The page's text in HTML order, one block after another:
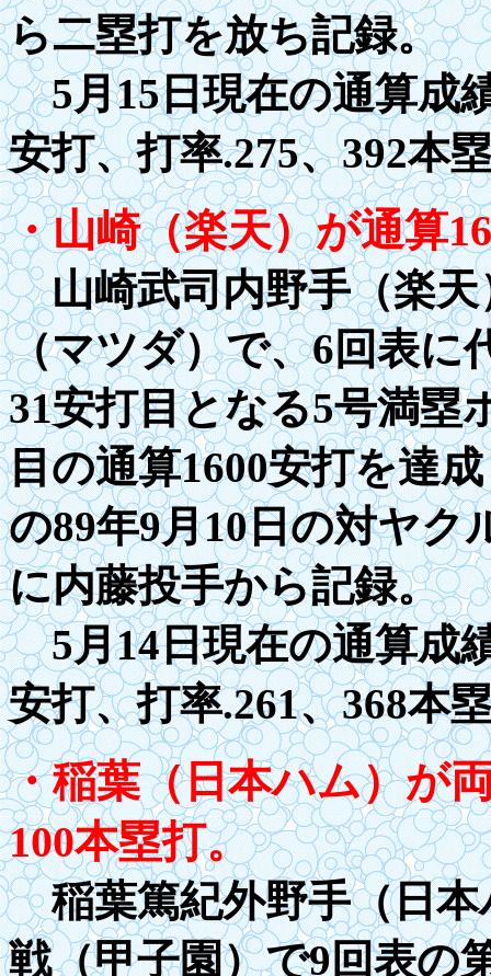
ら二塁打を放ち記録。
5月15日現在の通算成
安打、打率.275、392本
・山崎（楽天）が通算
山崎武司内野手（楽天
（マツダ）で、6回表に
31安打目となる5号満塁
目の通算1600安打を達
の89年9月10日の対ヤク
に内藤投手から記録。
5月14日現在の通算成
安打、打率.261、368本
・稲葉（日本ハム）が
100本塁打。
稲葉篤紀外野手（日本
戦（甲子園）で9回表の